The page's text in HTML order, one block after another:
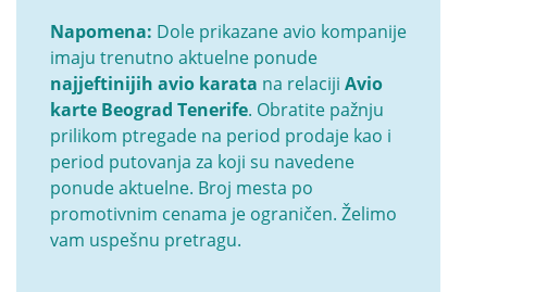
Napomena: Dole prikazane avio kompanije
imaju trenutno aktuelne ponude
najjeftinijih avio karata na relaciji Avio
karte Beograd Tenerife. Obratite pažnju
prilikom ptregade na period prodaje kao i
period putovanja za koji su navedene
ponude aktuelne. Broj mesta po
promotivnim cenama je ograničen. Želimo
vam uspešnu pretragu.